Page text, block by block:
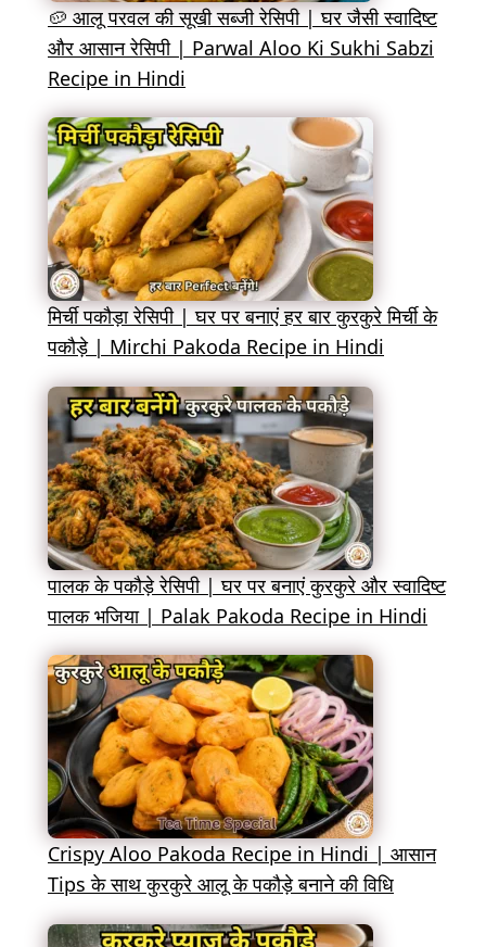
🥔 आलू परवल की सूखी सब्जी रेसिपी | घर जैसी स्वादिष्ट
और आसान रेसिपी | Parwal Aloo Ki Sukhi Sabzi
Recipe in Hindi
मिर्ची पकौड़ा रेसिपी | घर पर बनाएं हर बार कुरकुरे मिर्ची के
पकौड़े | Mirchi Pakoda Recipe in Hindi
पालक के पकौड़े रेसिपी | घर पर बनाएं कुरकुरे और स्वादिष्ट
पालक भजिया | Palak Pakoda Recipe in Hindi
Crispy Aloo Pakoda Recipe in Hindi | आसान
Tips के साथ कुरकुरे आलू के पकौड़े बनाने की विधि